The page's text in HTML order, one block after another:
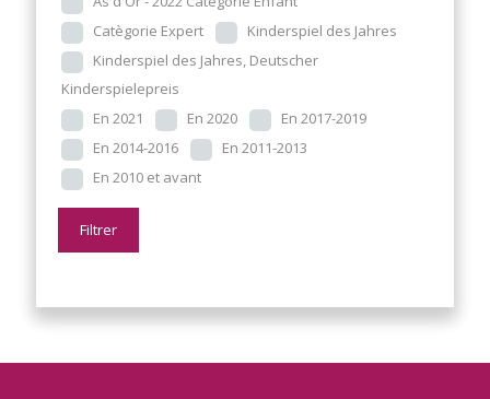
Catègorie Expert
Kinderspiel des Jahres
Kinderspiel des Jahres, Deutscher
Kinderspielepreis
En 2021
En 2020
En 2017-2019
En 2014-2016
En 2011-2013
En 2010 et avant
Filtrer